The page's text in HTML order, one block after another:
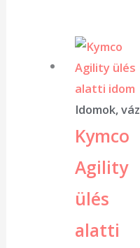
Idomok, váz
Kymco
Agility
ülés
alatti